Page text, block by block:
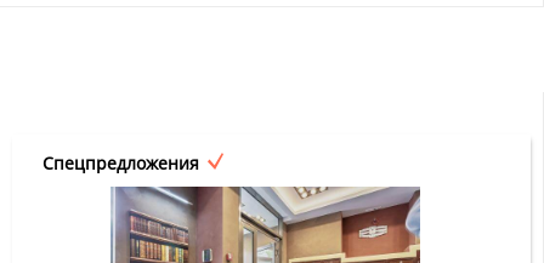
Спецпредложения